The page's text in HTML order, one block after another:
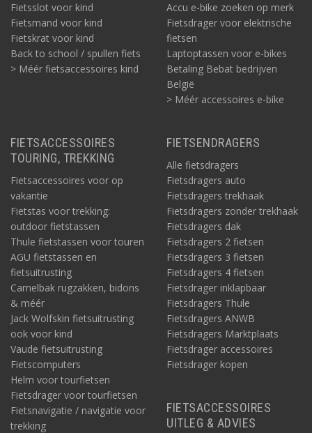
Fietsslot voor kind
Fietsmand voor kind
Fietskrat voor kind
Back to school / spullen fiets
> Méér fietsaccessoires kind
Accu e-bike zoeken op merk
Fietsdrager voor elektrische
fietsen
Laptoptassen voor e-bikes
Betaling Bebat bedrijven
België
> Méér accessoires e-bike
FIETSACCESSOIRES
TOURING, TREKKING
Fietsaccessoires voor op
vakantie
Fietstas voor trekking:
outdoor fietstassen
Thule fietstassen voor touren
AGU fietstassen en
fietsuitrusting
Camelbak rugzakken, bidons
& méér
Jack Wolfskin fietsuitrusting
ook voor kind
Vaude fietsuitrusting
Fietscomputers
Helm voor tourfietsen
Fietsdrager voor tourfietsen
Fietsnavigatie / navigatie voor
trekking
FIETSENDRAGERS
Alle fietsdragers
Fietsdragers auto
Fietsdragers trekhaak
Fietsdragers zonder trekhaak
Fietsdragers dak
Fietsdragers 2 fietsen
Fietsdragers 3 fietsen
Fietsdragers 4 fietsen
Fietsdrager inklapbaar
Fietsdragers Thule
Fietsdragers ANWB
Fietsdragers Marktplaats
Fietsdrager accessoires
Fietsdrager kopen
FIETSACCESSOIRES
UITLEG & ADVIES